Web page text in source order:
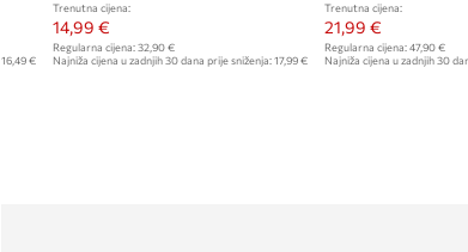
16,49 €
Trenutna cijena:
14,99 €
Regularna cijena: 32,90 €
Najniža cijena u zadnjih 30 dana prije sniženja: 17,99 €
Trenutna cijena:
21,99 €
Regularna cijena:47,90 €
Najniža cijena u zadnjih 30